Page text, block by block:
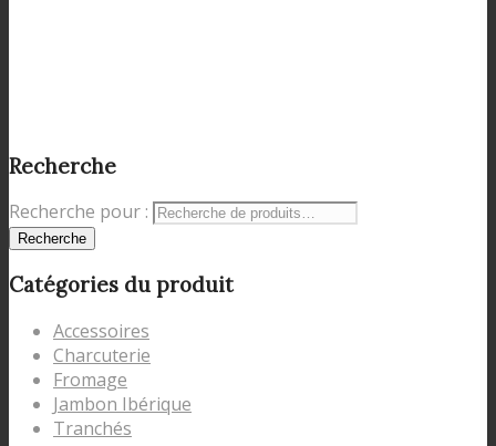
Recherche
Recherche pour :
Recherche
Catégories du produit
Accessoires
Charcuterie
Fromage
Jambon Ibérique
Tranchés